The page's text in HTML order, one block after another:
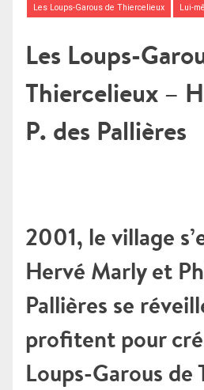
Les Loups-Garous de Thiercelieux Lui-
Les Loups-
Thiercelieux –
P. des Pallières
2001, le village
Hervé Marly et
Pallières se
profitent pour
Loups-Garous de